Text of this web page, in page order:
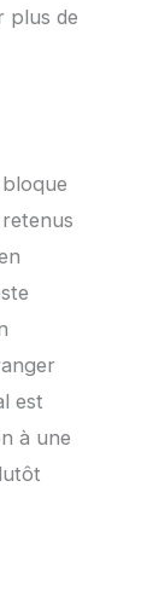
plus de
est
à une